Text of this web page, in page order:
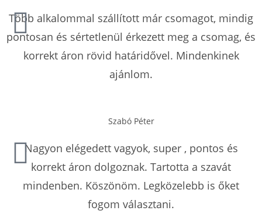
Több alkalommal szállított már csomagot, mindig
pontosan és sértetlenül érkezett meg a csomag, és
korrekt áron rövid határidővel. Mindenkinek
ajánlom.
Szabó Péter
Nagyon elégedett vagyok, super , pontos és
korrekt áron dolgoznak. Tartotta a szavát
mindenben. Köszönöm. Legközelebb is őket
fogom választani.